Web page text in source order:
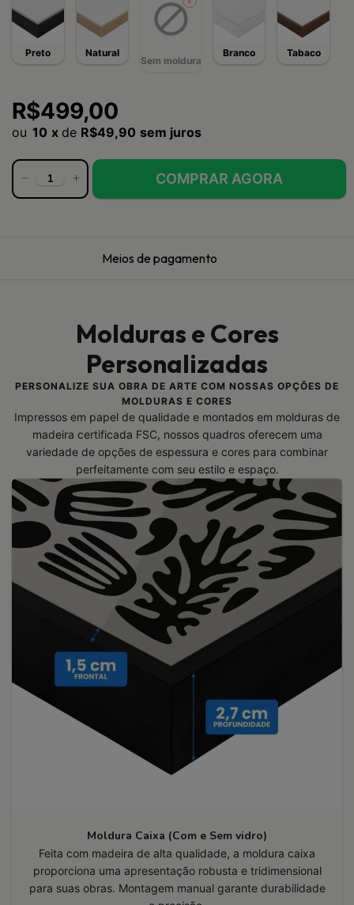
Preto Natural
Sem moldura
Branco Tabaco
R$499,00
10 x de R$49,90 sem juros
Meios de pagamento
Molduras e Cores
Personalizadas
PERSONALIZE SUA OBRA DE ARTE COM NOSSAS OPÇÕES DE
MOLDURAS E CORES
Impressos em papel de qualidade e montados em molduras de
madeira certificada FSC, nossos quadros oferecem uma
variedade de opções de espessura e cores para combinar
perfeitamente com seu estilo e espaço.
Moldura Caixa (Com e Sem vidro)
Feita com madeira de alta qualidade, a moldura caixa
proporciona uma apresentação robusta e tridimensional
para suas obras. Montagem manual garante durabilidade